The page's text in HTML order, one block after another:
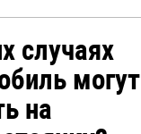
случаях
могут
на